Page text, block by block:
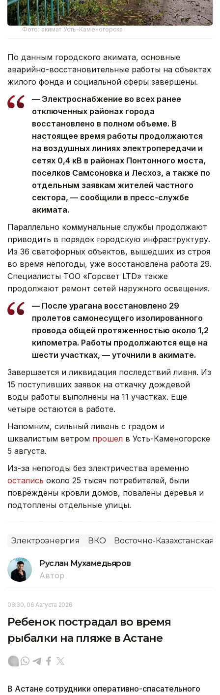
Фото: акимат Усть-Каменогорска
По данным городского акимата, основные
аварийно-восстановительные работы на объектах
жилого фонда и социальной сферы завершены.
— Электроснабжение во всех ранее
отключенных районах города
восстановлено в полном объеме. В
настоящее время работы продолжаются
на воздушных линиях электропередачи и
сетях 0,4 кВ в районах Понтонного моста,
поселков Самсоновка и Лесхоз, а также по
отдельным заявкам жителей частного
сектора, — сообщили в пресс-службе
акимата.
Параллельно коммунальные службы продолжают
приводить в порядок городскую инфраструктуру.
Из 36 светофорных объектов, вышедших из строя
во время непогоды, уже восстановлена работа 29.
Специалисты ТОО «Горсвет LTD» также
продолжают ремонт сетей наружного освещения.
— После урагана восстановлено 29
пролетов самонесущего изолированного
провода общей протяженностью около 1,2
километра. Работы продолжаются еще на
шести участках, — уточнили в акимате.
Завершается и ликвидация последствий ливня. Из
15 поступивших заявок на откачку дождевой
воды работы выполнены на 11 участках. Еще
четыре остаются в работе.
Напомним, сильный ливень с градом и
шквалистым ветром прошел в Усть-Каменогорске
5 августа.
Из-за непогоды без электричества временно
остались около 25 тысяч потребителей, были
повреждены кровли домов, повалены деревья и
подтоплены отдельные улицы.
Электроэнергия ВКО Восточно-Казахстанская
Руслан Мухамедьяров
Автор
08:30, 06 Августа 2026
Ребенок пострадал во время
рыбалки на пляже в Астане
В Астане сотрудники оперативно-спасательного